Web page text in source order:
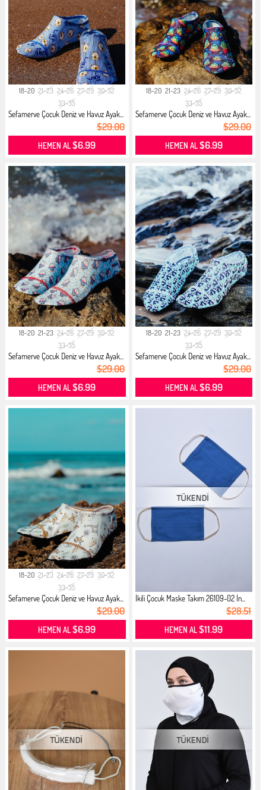
18-20 21-23 24-26 27-29 30-32
33-35
Sefamerve Çocuk Deniz ve Havuz Ayak...
$29.00
HEMEN AL$6.99
18-20 21-23 24-26 27-29 30-32
33-35
Sefamerve Çocuk Deniz ve Havuz Ayak...
$29.00
HEMEN AL$6.99
18-20 21-23 24-26 27-29 30-32
33-35
Sefamerve Çocuk Deniz ve Havuz Ayak...
$29.00
HEMEN AL$6.99
18-20 21-23 24-26 27-29 30-32
33-35
Sefamerve Çocuk Deniz ve Havuz Ayak...
$29.00
HEMEN AL$6.99
18-20 21-23 24-26 27-29 30-32
33-35
Sefamerve Çocuk Deniz ve Havuz Ayak...
$29.00
HEMEN AL$6.99
İkili Çocuk Maske Takım 26109-02 İn...
$28.51
HEMEN AL$11.99